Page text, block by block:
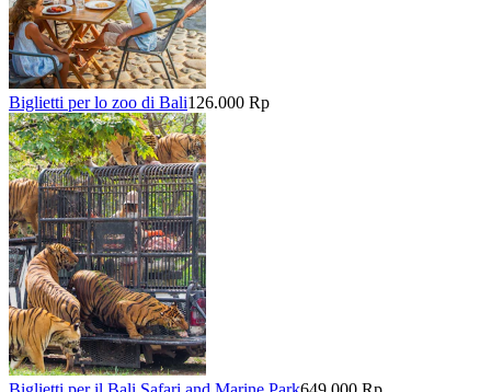
Biglietti per lo zoo di Bali126.000 Rp